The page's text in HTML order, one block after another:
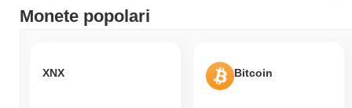
Monete popolari
XNX Bitcoin